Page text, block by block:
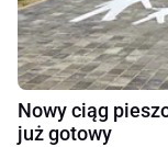
Nowy ciąg
już gotowy